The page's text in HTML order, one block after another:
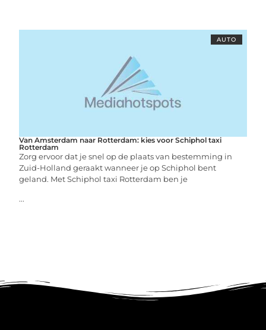
AUTO
Van Amsterdam naar Rotterdam: kies voor Schiphol taxi
Rotterdam
Zorg ervoor dat je snel op de plaats van bestemming in
Zuid-Holland geraakt wanneer je op Schiphol bent
geland. Met Schiphol taxi Rotterdam ben je
...